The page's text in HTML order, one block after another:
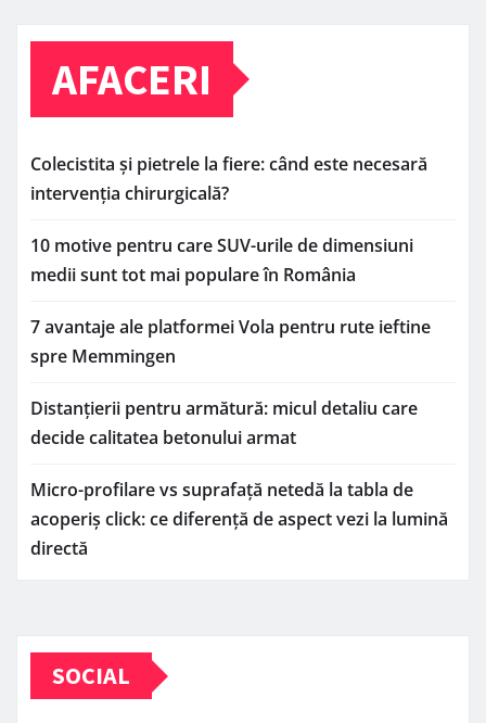
AFACERI
Colecistita și pietrele la fiere: când este necesară
intervenția chirurgicală?
10 motive pentru care SUV-urile de dimensiuni
medii sunt tot mai populare în România
7 avantaje ale platformei Vola pentru rute ieftine
spre Memmingen
Distanțierii pentru armătură: micul detaliu care
decide calitatea betonului armat
Micro-profilare vs suprafață netedă la tabla de
acoperiș click: ce diferență de aspect vezi la lumină
directă
SOCIAL